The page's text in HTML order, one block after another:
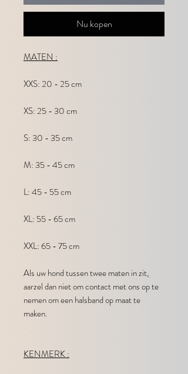
Nu kopen
MATEN :
XXS: 20 - 25 cm
XS: 25 - 30 cm
S: 30 - 35 cm
M: 35 - 45 cm
L: 45 - 55 cm
XL: 55 - 65 cm
XXL: 65 - 75 cm
Als uw hond tussen twee maten in zit,
aarzel dan niet om contact met ons op te
nemen om een halsband op maat te
maken.
KENMERK :​